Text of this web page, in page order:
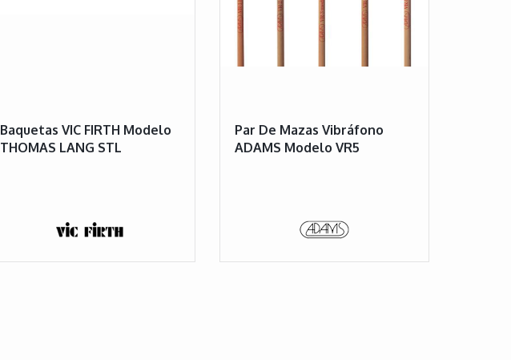
Baquetas VIC FIRTH Modelo
THOMAS LANG STL
Par De Mazas Vibráfono
ADAMS Modelo VR5